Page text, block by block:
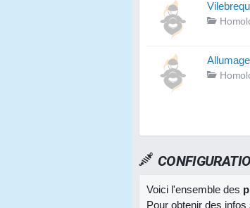
Voici l'ensemble des
Pour obtenir des